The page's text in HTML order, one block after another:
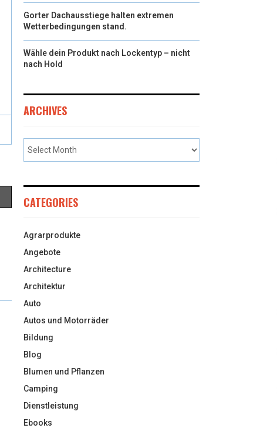
Gorter Dachausstiege halten extremen
Wetterbedingungen stand.
Wähle dein Produkt nach Lockentyp – nicht
nach Hold
ARCHIVES
CATEGORIES
Agrarprodukte
Angebote
Architecture
Architektur
Auto
Autos und Motorräder
Bildung
Blog
Blumen und Pflanzen
Camping
Dienstleistung
Ebooks